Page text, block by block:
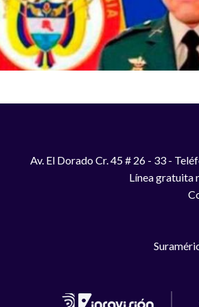
Av. El Dorado Cr. 45 # 26 - 33 -
Línea gratuita